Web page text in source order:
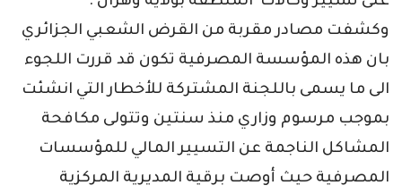
وكشفت مصادر مقربة من القرض الشعبي الجزائري
بان هذه المؤسسة المصرفية تكون قد قررت اللجوء
الى ما يسمى باللجنة المشتركة للأخطار التي انشئت
بموجب مرسوم وزاري منذ سنتين وتتولى مكافحة
المشاكل الناجمة عن التسيير المالي للمؤسسات
المصرفية حيث أوصت برقية المديرية المركزية